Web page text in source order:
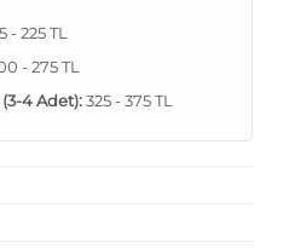
- 225 TL
- 275 TL
4 Adet):325 - 375 TL